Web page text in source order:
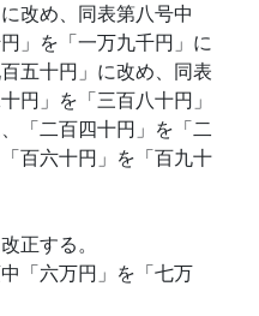
改め、同表第八号中
」を「一万九千円」に
五十円」に改め、同表
円」を「三百八十円」
「二百四十円」を「二
百六十円」を「百九十
正する。
「六万円」を「七万